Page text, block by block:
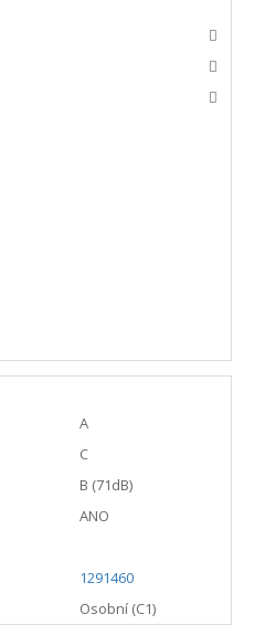
A
C
B (71dB)
ANO
1291460
Osobní (C1)